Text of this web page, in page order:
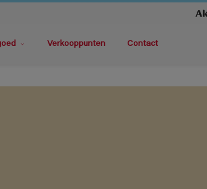
Verkooppunten Contact